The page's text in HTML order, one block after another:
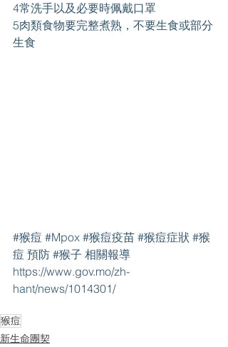
4常洗手以及必要時佩戴口罩
5肉類食物要完整煮熟，不要生食或部分
生食
#猴痘 #Mpox #猴痘疫苗 #猴痘症狀 #猴
痘 預防 #猴子 相關報導
https://www.gov.mo/zh-
hant/news/1014301/
猴痘
新生命團契